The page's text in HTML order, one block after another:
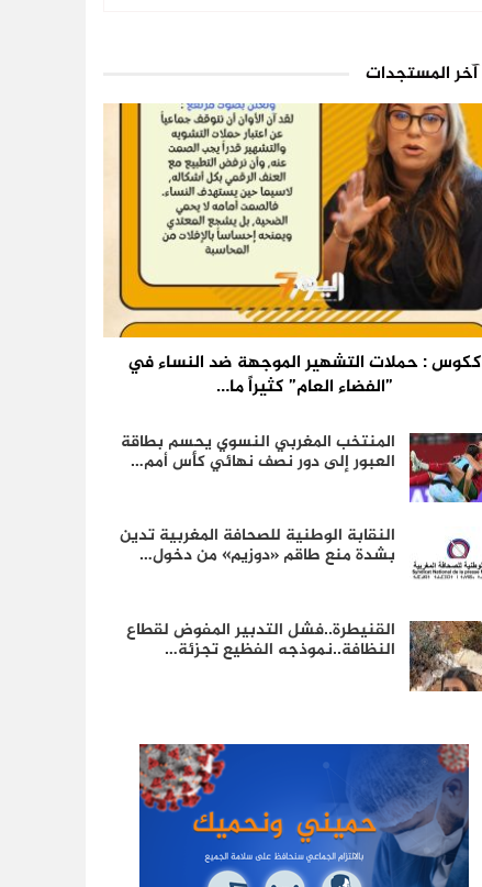
آخر المستجدات
ككوس : حملات التشهير الموجهة ضد النساء في
”الفضاء العام” كثيراً ما…
المنتخب المغربي النسوي يحسم بطاقة
العبور إلى دور نصف نهائي كأس أمم…
النقابة الوطنية للصحافة المغربية تدين
بشدة منع طاقم «دوزيم» من دخول…
القنيطرة..فشل التدبير المفوض لقطاع
النظافة..نموذجه الفظيع تجزئة…